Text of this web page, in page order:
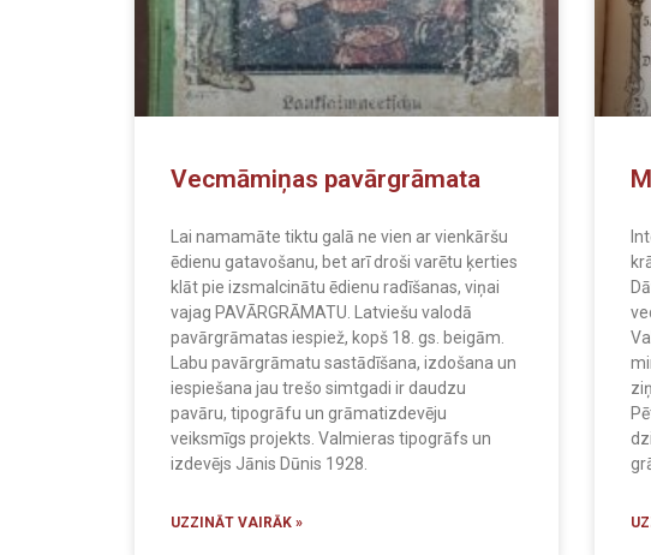
Vecmāmiņas pavārgrāmata
Lai namamāte tiktu galā ne vien ar vienkāršu
ēdienu gatavošanu, bet arī droši varētu ķerties
klāt pie izsmalcinātu ēdienu radīšanas, viņai
vajag PAVĀRGRĀMATU. Latviešu valodā
pavārgrāmatas iespiež, kopš 18. gs. beigām.
Labu pavārgrāmatu sastādīšana, izdošana un
iespiešana jau trešo simtgadi ir daudzu
pavāru, tipogrāfu un grāmatizdevēju
veiksmīgs projekts. Valmieras tipogrāfs un
izdevējs Jānis Dūnis 1928.
UZZINĀT VAIRĀK »